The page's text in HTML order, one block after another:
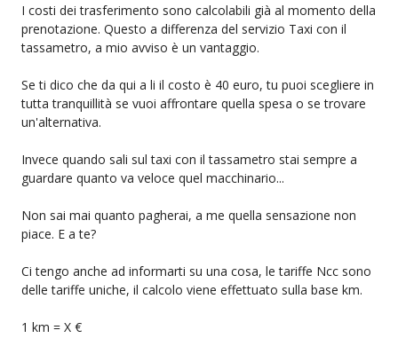
I costi dei trasferimento sono calcolabili già al momento della
prenotazione. Questo a differenza del servizio Taxi con il
tassametro, a mio avviso è un vantaggio.
Se ti dico che da qui a li il costo è 40 euro, tu puoi scegliere in
tutta tranquillità se vuoi affrontare quella spesa o se trovare
un'alternativa.
Invece quando sali sul taxi con il tassametro stai sempre a
guardare quanto va veloce quel macchinario...
Non sai mai quanto pagherai, a me quella sensazione non
piace. E a te?
Ci tengo anche ad informarti su una cosa, le tariffe Ncc sono
delle tariffe uniche, il calcolo viene effettuato sulla base km.
1 km = X €